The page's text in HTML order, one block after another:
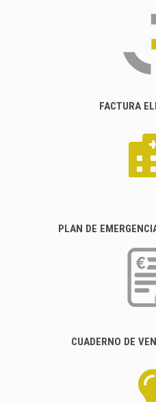
FACTURA
PLAN DE
CUADERNO DE